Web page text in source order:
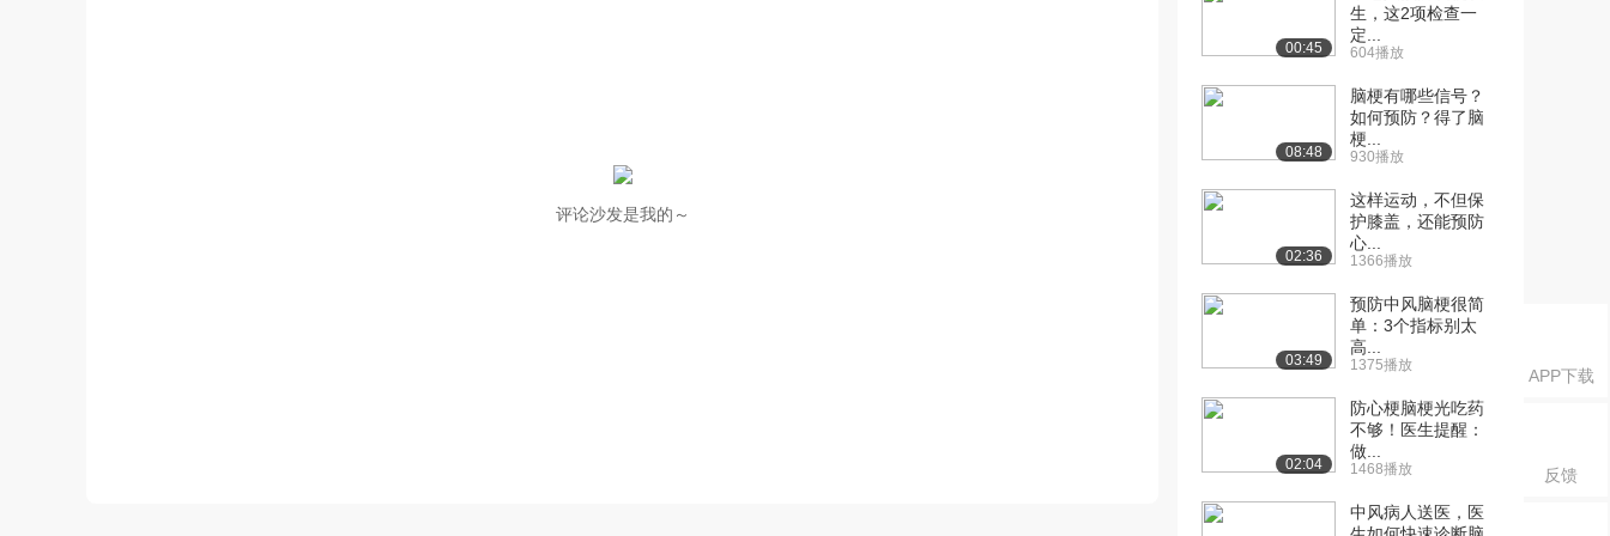
APP下载
反馈
评论沙发是我的～
00:45
生，这2项检查一
定...
604播放
08:48
脑梗有哪些信号？
如何预防？得了脑
梗...
930播放
02:36
这样运动，不但保
护膝盖，还能预防
心...
1366播放
03:49
预防中风脑梗很简
单：3个指标别太
高...
1375播放
02:04
防心梗脑梗光吃药
不够！医生提醒：
做...
1468播放
中风病人送医，医